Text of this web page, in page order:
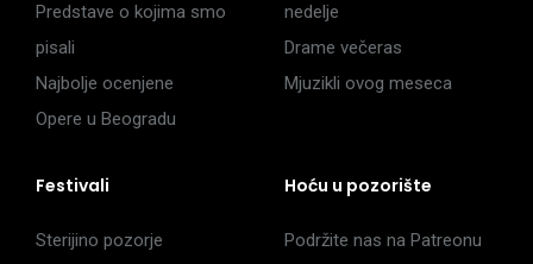
Predstave o kojima smo
pisali
Najbolje ocenjene
Opere u Beogradu
nedelje
Drame večeras
Mjuzikli ovog meseca
Festivali
Sterijino pozorje
Hoću u pozorište
Podržite nas na Patreonu